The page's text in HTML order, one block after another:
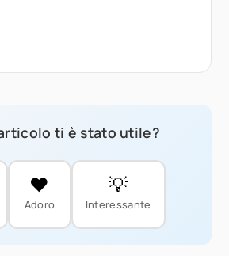
ti è stato utile?
❤️
Adoro
💡
Interessante